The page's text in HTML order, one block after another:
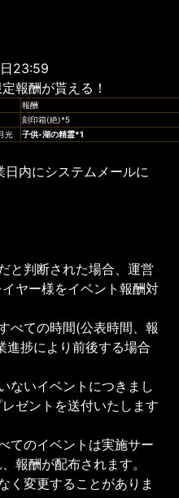
23:59
報酬が貰える！
報酬
刻印箱(絶)*5
光
子供-湖の精霊*1
内にシステムメールに
と判断された場合、運営
ヤー様をイベント報酬対
べての時間(公表時間、報
進捗により前後する場合
ないイベントにつきまし
ゼントを送付いたします
てのイベントは実施サー
報酬が配布されます。
く変更することがありま